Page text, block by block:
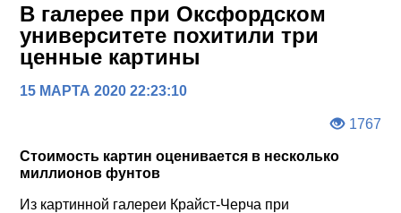
В галерее при Оксфордском
университете похитили три
ценные картины
15 МАРТА 2020 22:23:10
1767
Стоимость картин оценивается в несколько
миллионов фунтов
Из картинной галереи Крайст-Черча при